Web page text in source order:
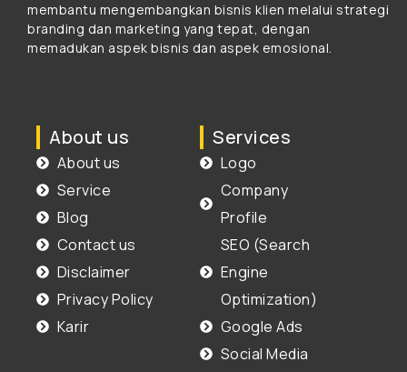
membantu mengembangkan bisnis klien melalui strategi
branding dan marketing yang tepat, dengan
memadukan aspek bisnis dan aspek emosional.
About us
About us
Service
Blog
Contact us
Disclaimer
Privacy Policy
Karir
Services
Logo
Company
Profile
SEO (Search
Engine
Optimization)
Google Ads
Social Media